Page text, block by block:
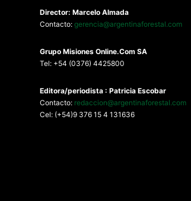
Director: Marcelo Almada
Contacto: gerencia@argentinaforestal.com
Grupo MisionesOnline.Com SA
Tel: +54 (0376) 4425800
Editora/periodista : Patricia Escobar
Contacto: redaccion@argentinaforestal.com
Cel: (+54)9 376 15 4 131636